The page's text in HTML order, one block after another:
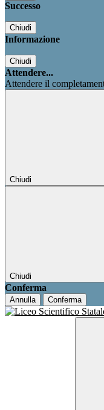
Successo
Chiudi
Informazione
Chiudi
Attendere...
Attendere il
Chiudi
Chiudi
Conferma
Annulla Conferma